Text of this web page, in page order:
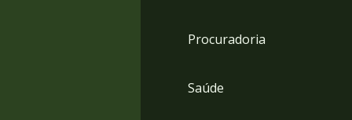
Procuradoria
Saúde